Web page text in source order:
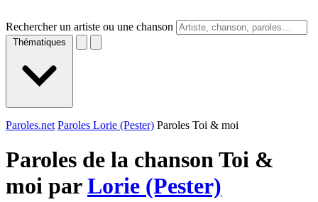
Rechercher un artiste ou une chanson
Thématiques
Paroles.net Paroles Lorie (Pester) Paroles Toi & moi
Paroles de la chanson Toi &
moi parLorie (Pester)